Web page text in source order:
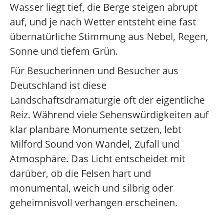
Wasser liegt tief, die Berge steigen abrupt
auf, und je nach Wetter entsteht eine fast
übernatürliche Stimmung aus Nebel, Regen,
Sonne und tiefem Grün.
Für Besucherinnen und Besucher aus
Deutschland ist diese
Landschaftsdramaturgie oft der eigentliche
Reiz. Während viele Sehenswürdigkeiten auf
klar planbare Monumente setzen, lebt
Milford Sound von Wandel, Zufall und
Atmosphäre. Das Licht entscheidet mit
darüber, ob die Felsen hart und
monumental, weich und silbrig oder
geheimnisvoll verhangen erscheinen.